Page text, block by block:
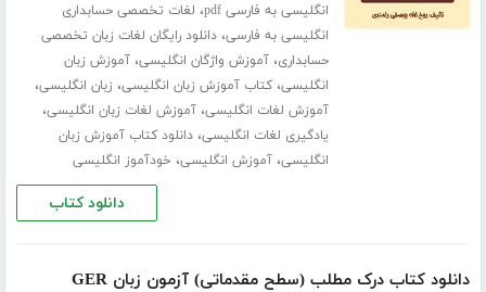
انگلیسی به فارسی pdf
، لغات تخصصی حسابداری
انگلیسی به فارسی،دانلود رایگان لغات زبان تخصصی
حسابداری،آموزش واژگان انگلیسی،آموزش زبان
انگلیسی،کتاب آموزش زبان انگلیسی، زبان انگلیسی،
آموزش لغات انگلیسی،آموزش لغات زبان انگلیسی،
یادگیری لغات انگلیسی،دانلود کتاب آموزش زبان
انگلیسی،آموزش انگلیسی، خودآموز انگلیسی
دانلود کتاب
دانلود کتاب درک مطلب (سطح مقدماتی) آزمون زبان GER